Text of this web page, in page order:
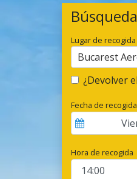
Lugar de recogida
Bucarest
¿Devolver
Fecha de recogida
Hora de recogida